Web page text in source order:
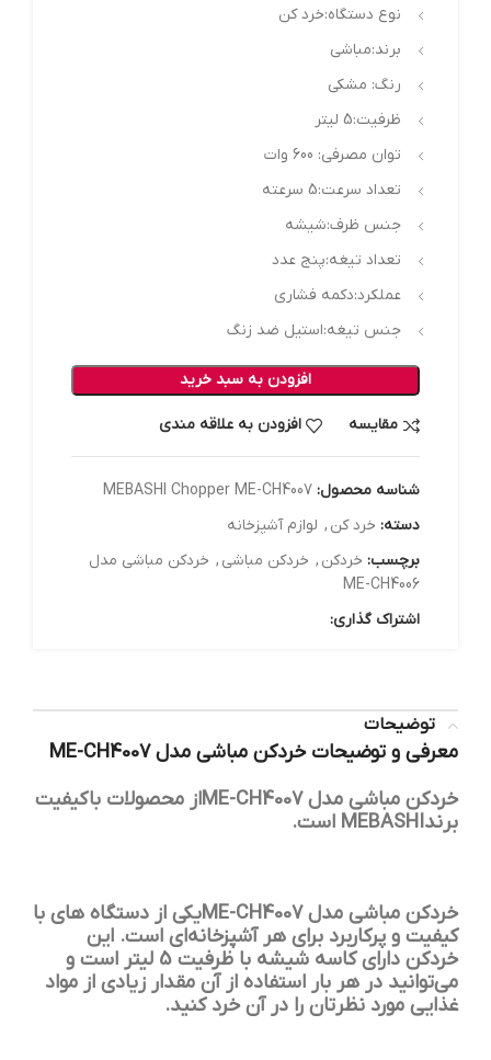
نوع دستگاه:خرد کن
برند:مباشی
رنگ: مشکی
ظرفیت:5 لیتر
توان مصرفی: 600 وات
تعداد سرعت:5 سرعته
جنس ظرف:شیشه
تعداد تیغه:پنج عدد
عملکرد:دکمه فشاری
جنس تیغه:استیل ضد زنگ
افزودن به سبد خرید
مقایسه افزودن به علاقه مندی
شناسه محصول: MEBASHI Chopper ME-CH4007
دسته: خرد کن , لوازم آشپزخانه
برچسب: خردکن , خردکن مباشی , خردکن مباشی مدل
ME-CH4006
اشتراک گذاری:
توضیحات
معرفی و توضیحات خردکن مباشی مدل ME-CH4007
خردکن مباشی مدل ME-CH4007از محصولات باکیفیت
برندMEBASHI است.
خردکن مباشی مدل ME-CH4007یکی از دستگاه های با
کیفیت و پرکاربرد برای هر آشپزخانه‌ای است. این
خردکن دارای کاسه شیشه با ظرفیت 5 لیتر است و
می‌توانید در هر بار استفاده از آن مقدار زیادی از مواد
غذایی مورد نظرتان را در آن خرد کنید.